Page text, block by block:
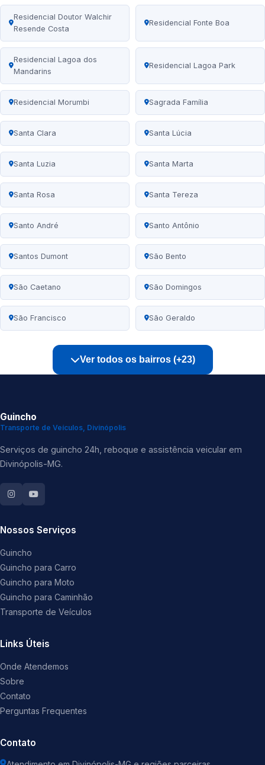
Residencial Doutor Walchir
Resende Costa
Residencial Fonte Boa
Residencial Lagoa dos
Mandarins
Residencial Lagoa Park
Residencial Morumbi Sagrada Família
Santa Clara Santa Lúcia
Santa Luzia Santa Marta
Santa Rosa Santa Tereza
Santo André Santo Antônio
Santos Dumont São Bento
São Caetano São Domingos
São Francisco São Geraldo
Ver todos os bairros (+23)
Guincho
Transporte de Veículos, Divinópolis
Serviços de guincho 24h, reboque e assistência veicular em
Divinópolis-MG.
Nossos Serviços
Guincho
Guincho para Carro
Guincho para Moto
Guincho para Caminhão
Transporte de Veículos
Links Úteis
Onde Atendemos
Sobre
Contato
Perguntas Frequentes
Contato